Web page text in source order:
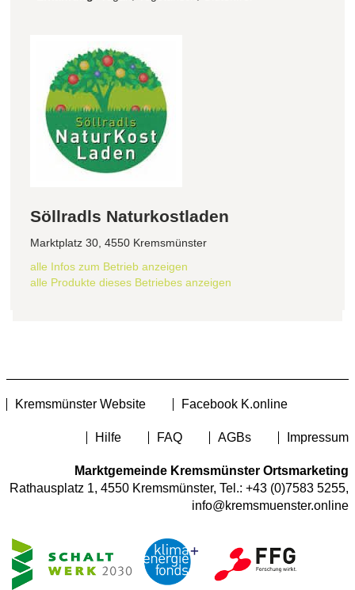
Söllradls Naturkostladen
Marktplatz 30, 4550 Kremsmünster
alle Infos zum Betrieb anzeigen
alle Produkte dieses Betriebes anzeigen
Kremsmünster Website Facebook K.online
Hilfe FAQ AGBs Impressum
Marktgemeinde Kremsmünster Ortsmarketing
Rathausplatz 1, 4550 Kremsmünster, Tel.: +43 (0)7583 5255,
info@kremsmuenster.online